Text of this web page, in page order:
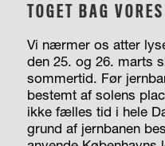
TOGET BAG
Vi nærmer os atter
den 25. og 26. marts
sommertid. Før
bestemt af solens
ikke fælles tid i hele
grund af jernbanen